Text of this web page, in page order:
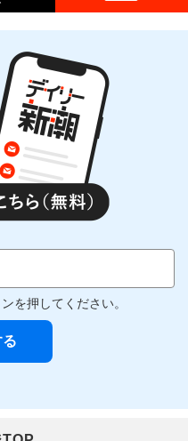
を押してください。